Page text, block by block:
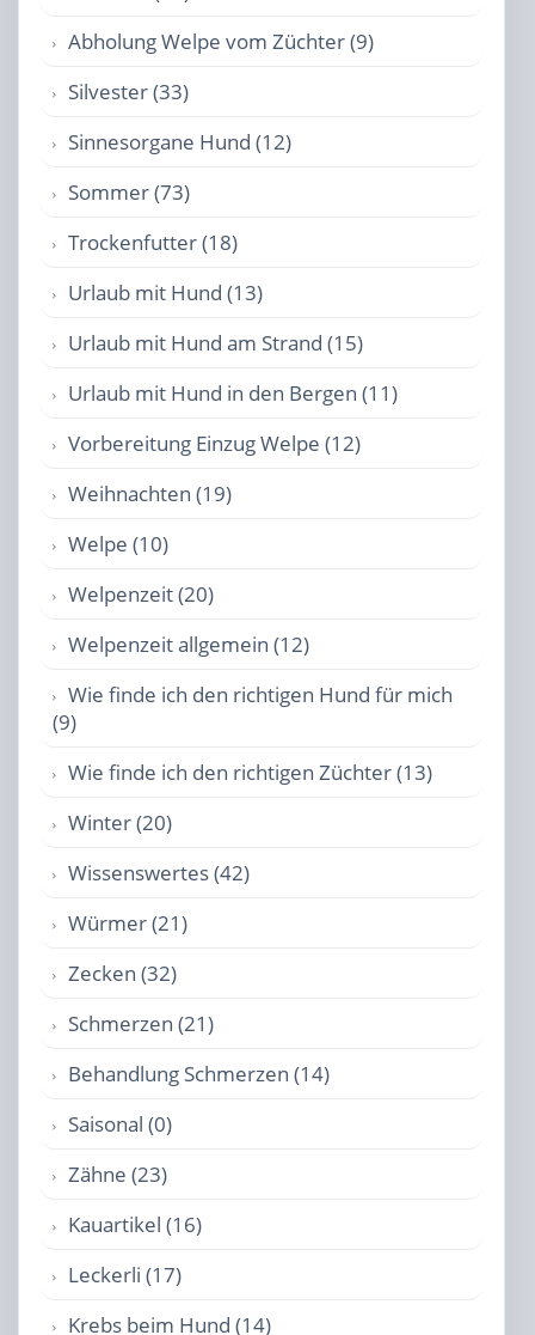
Abholung Welpe vom Züchter (9)
Silvester (33)
Sinnesorgane Hund (12)
Sommer (73)
Trockenfutter (18)
Urlaub mit Hund (13)
Urlaub mit Hund am Strand (15)
Urlaub mit Hund in den Bergen (11)
Vorbereitung Einzug Welpe (12)
Weihnachten (19)
Welpe (10)
Welpenzeit (20)
Welpenzeit allgemein (12)
Wie finde ich den richtigen Hund für mich
(9)
Wie finde ich den richtigen Züchter (13)
Winter (20)
Wissenswertes (42)
Würmer (21)
Zecken (32)
Schmerzen (21)
Behandlung Schmerzen (14)
Saisonal (0)
Zähne (23)
Kauartikel (16)
Leckerli (17)
Krebs beim Hund (14)